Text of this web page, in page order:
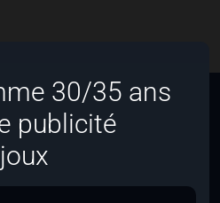
30/35 ans
publicité